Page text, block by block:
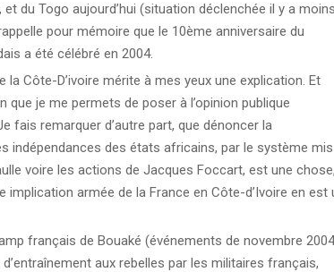
et du Togo aujourd’hui (situation déclenchée il y a moins
pour mémoire que le 10ème anniversaire du
a été célébré en 2004.
la Côte-D’ivoire mérite à mes yeux une explication. Et
que je me permets de poser à l’opinion publique
fais remarquer d’autre part, que dénoncer la
indépendances des états africains, par le système
voire les actions de Jacques Foccart, est une chose,
implication armée de la France en Côte-d’Ivoire en est
français de Bouaké (événements de novembre
aux rebelles par les militaires français,